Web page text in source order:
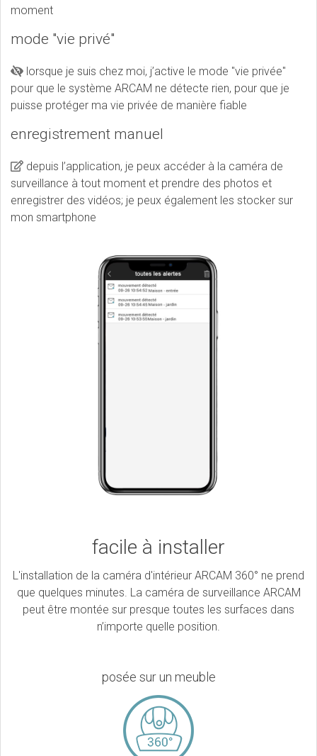
moment
mode "vie privé"
lorsque je suis chez moi, j’active le mode "vie privée"
pour que le système ARCAM ne détecte rien, pour que je
puisse protéger ma vie privée de manière fiable
enregistrement manuel
depuis l’application, je peux accéder à la caméra de
surveillance à tout moment et prendre des photos et
enregistrer des vidéos; je peux également les stocker sur
mon smartphone
facile à installer
L'installation de la caméra d'intérieur ARCAM 360° ne prend
que quelques minutes. La caméra de surveillance ARCAM
peut être montée sur presque toutes les surfaces dans
n’importe quelle position.
posée sur un meuble